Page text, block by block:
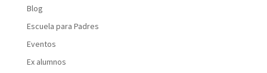
Blog
Escuela para Padres
Eventos
Ex alumnos